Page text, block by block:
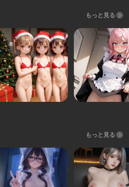
もっと見る
もっと見る